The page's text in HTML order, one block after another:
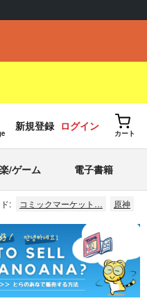
新規登録 ログイン
カート
/ゲーム 電子書籍
: コミックマーケット… 原神